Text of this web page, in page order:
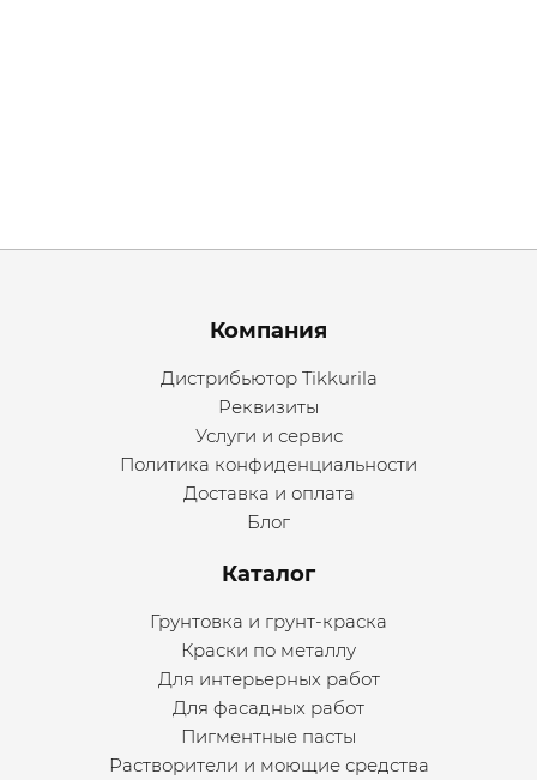
Menu footer
Компания
Дистрибьютор Tikkurila
Реквизиты
Услуги и сервис
Политика конфиденциальности
Доставка и оплата
Блог
Каталог
Грунтовка и грунт-краска
Краски по металлу
Для интерьерных работ
Для фасадных работ
Пигментные пасты
Растворители и моющие средства